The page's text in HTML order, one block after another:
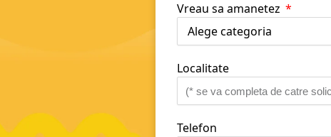
Vreau sa amanetez
Localitate
Telefon